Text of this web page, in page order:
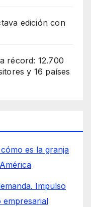
edición con
récord: 12.700
y 16 países
es la granja
Impulso
empresarial